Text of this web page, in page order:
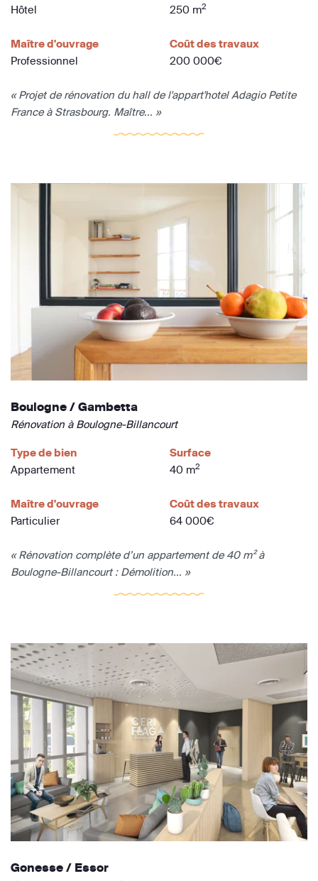
Hôtel
250 m2
Maître d'ouvrage
Professionnel
Coût des travaux
200 000€
« Projet de rénovation du hall de l'appart'hotel Adagio Petite
France à Strasbourg. Maître... »
Boulogne / Gambetta
Rénovation à Boulogne-Billancourt
Type de bien
Appartement
Surface
40 m2
Maître d'ouvrage
Particulier
Coût des travaux
64 000€
« Rénovation complète d’un appartement de 40 m² à
Boulogne-Billancourt : Démolition... »
Gonesse / Essor